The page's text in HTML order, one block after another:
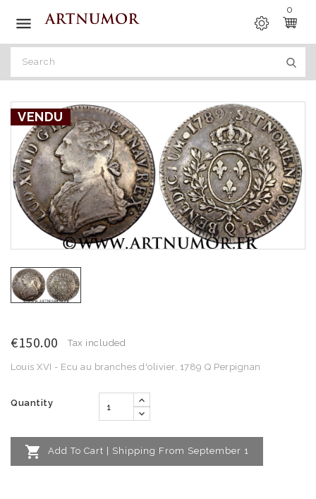

0
VENDU
€150.00 Tax included
Louis XVI - Ecu au branches d'olivier, 1789 Q Perpignan
Quantity
 Add To Cart | Shipping From September 1